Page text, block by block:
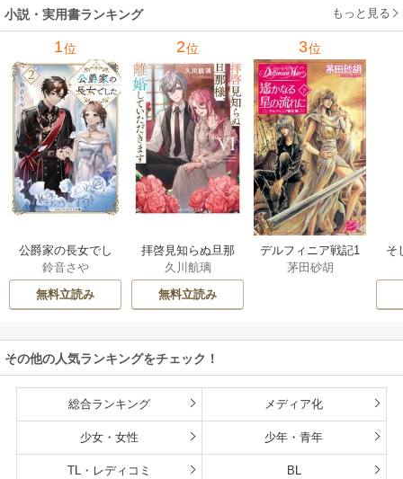
小説・実用書ランキング もっと見る
1位
公爵家の長女でし
た
鈴音さや
無料立読み
2位
拝啓見知らぬ旦那
様、離婚していた
だきます
久川航璃
無料立読み
3位
デルフィニア戦記1
茅田砂胡
そ
その他の人気ランキングをチェック！
総合ランキング メディア化
少女・女性 少年・青年
TL・レディコミ BL